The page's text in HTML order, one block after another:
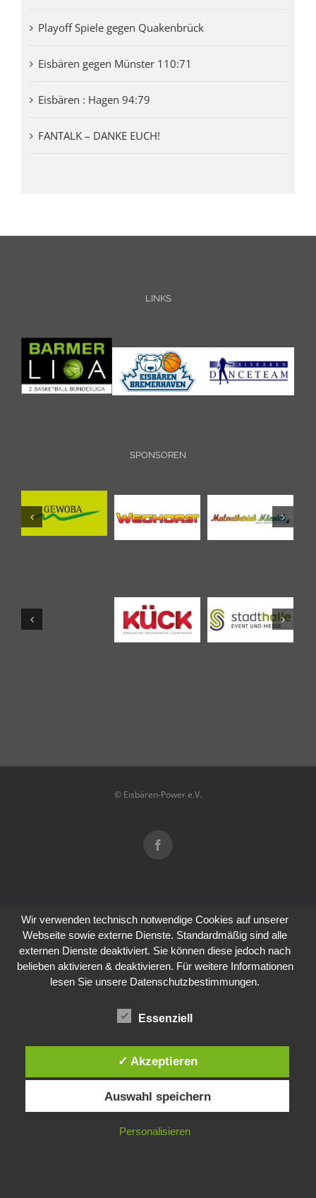
Playoff Spiele gegen Quakenbrück
Eisbären gegen Münster 110:71
Eisbären : Hagen 94:79
FANTALK – DANKE EUCH!
LINKS
SPONSOREN
© Eisbären-Power e.V.
Wir verwenden technisch notwendige Cookies auf unserer
Webseite sowie externe Dienste. Standardmäßig sind alle
externen Dienste deaktiviert. Sie können diese jedoch nach
belieben aktivieren & deaktivieren. Für weitere Informationen
lesen Sie unsere Datenschutzbestimmungen.
Essenziell
✓ Akzeptieren
Auswahl speichern
Personalisieren